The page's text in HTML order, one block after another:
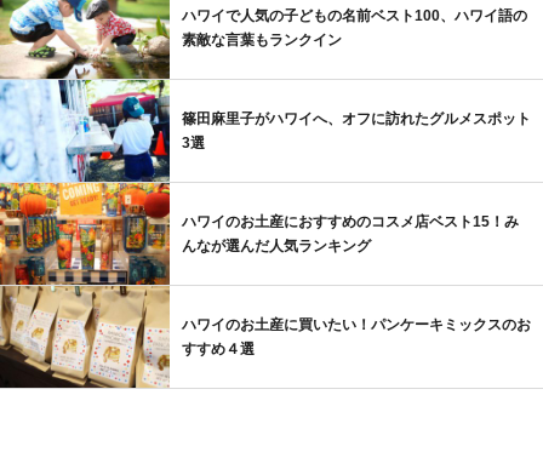
ハワイで人気の子どもの名前ベスト100、ハワイ語の
素敵な言葉もランクイン
篠田麻里子がハワイへ、オフに訪れたグルメスポット
3選
ハワイのお土産におすすめのコスメ店ベスト15！み
んなが選んだ人気ランキング
ハワイのお土産に買いたい！パンケーキミックスのお
すすめ４選